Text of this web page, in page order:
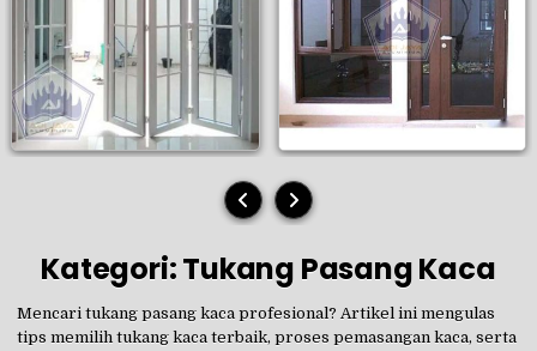
Kategori:Tukang Pasang Kaca
Mencari tukang pasang kaca profesional? Artikel ini mengulas
tips memilih tukang kaca terbaik, proses pemasangan kaca, serta